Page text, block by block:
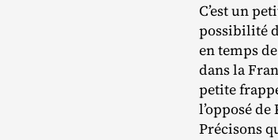
C’est un
possibilité
en temps
dans la
petite
l’opposé
Précisons